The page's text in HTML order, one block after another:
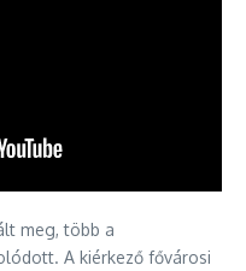
meg, több a
A kiérkező fővárosi